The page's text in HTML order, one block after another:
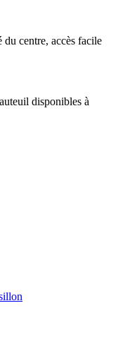
centre, accès facile
disponibles à